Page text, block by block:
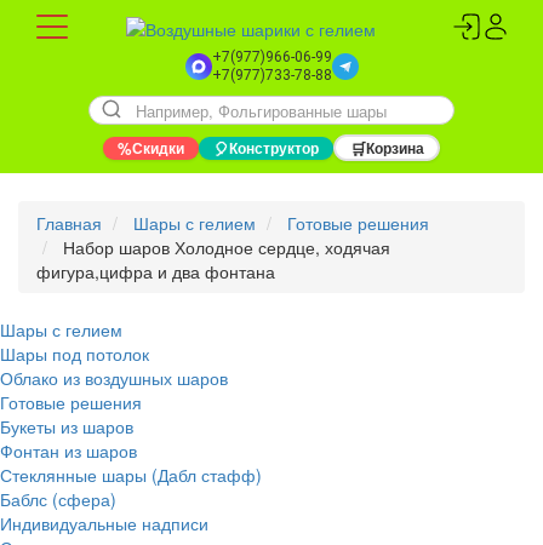
+7(977)966-06-99
+7(977)733-78-88
%Скидки 🎈Конструктор 🛒Корзина
Главная Шары с гелием
Готовые решения
Набор шаров Холодное сердце, ходячая
фигура,цифра и два фонтана
Шары с гелием
Шары под потолок
Облако из воздушных шаров
Готовые решения
Букеты из шаров
Фонтан из шаров
Стеклянные шары (Дабл стафф)
Баблс (сфера)
Индивидуальные надписи